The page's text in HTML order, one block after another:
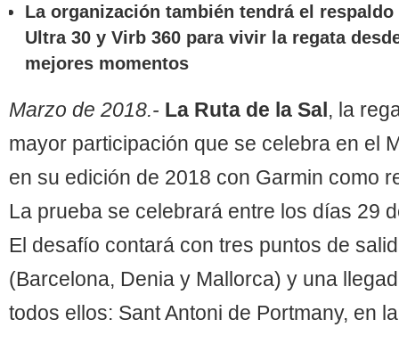
La organización también tendrá el
Ultra 30 y Virb 360 para vivir la regata
mejores momentos
Marzo de 2018.- La Ruta de la Sal, la
mayor participación que se celebra en el
en su edición de 2018 con Garmin como
La prueba se celebrará entre los días 29
El desafío contará con tres puntos de
(Barcelona, Denia y Mallorca) y una
todos ellos: Sant Antoni de Portmany, en